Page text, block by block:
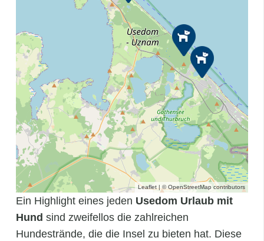
Leaflet | ©OpenStreetMap contributors
Ein Highlight eines jeden Usedom Urlaub mit
Hund sind zweifellos die zahlreichen
Hundestrände, die die Insel zu bieten hat. Diese